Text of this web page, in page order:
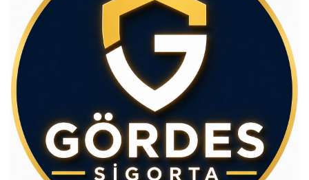
Av.Cenap GÜVEN
Gördesli Şair Alim Atay